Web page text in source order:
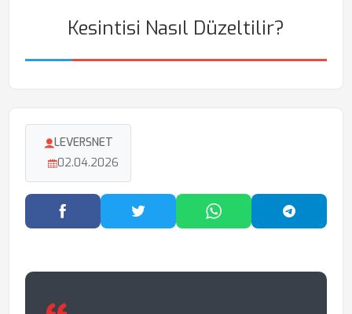
Kesintisi Nasıl Düzeltilir?
LEVERSNET
02.04.2026
Facebook'ta PaylaşTwitter'da PaylaşWhatsApp'ta Paylaş